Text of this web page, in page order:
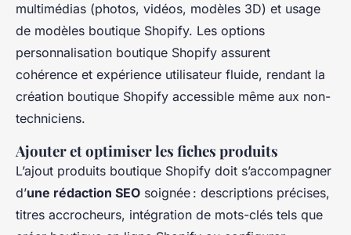
multimédias (photos, vidéos, modèles 3D) et usage
de modèles boutique Shopify. Les options
personnalisation boutique Shopify assurent
cohérence et expérience utilisateur fluide, rendant la
création boutique Shopify accessible même aux non-
techniciens.
Ajouter et optimiser les fiches produits
L’ajout produits boutique Shopify doit s’accompagner
d’une rédaction SEO soignée : descriptions précises,
titres accrocheurs, intégration de mots-clés tels que